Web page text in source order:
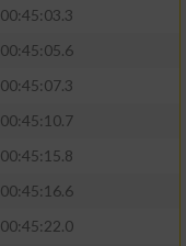
00:45:03.3
00:45:05.6
00:45:07.3
00:45:10.7
00:45:15.8
00:45:16.6
00:45:22.0